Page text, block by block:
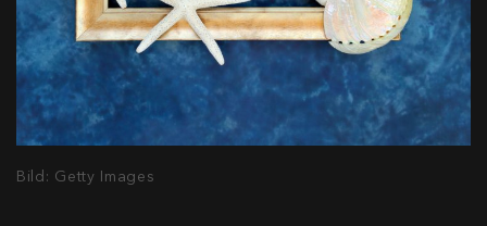
Bild: Getty Images